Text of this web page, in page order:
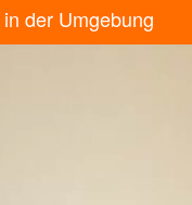
in der Umgebung